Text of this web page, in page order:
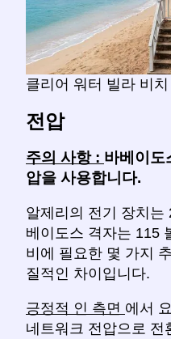
클리어 워터 빌라 비치
전압
주의 사항 : 바베이도
압을 사용합니다.
알제리의 전기 장치는
베이도스 격자는 115
비에 필요한 몇 가지
질적인 차이입니다.
긍정적 인 측면 에서
네트워크 전압으로 전